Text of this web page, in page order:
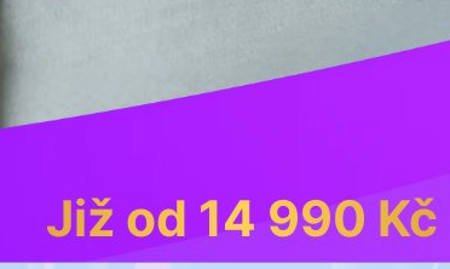
Již od 14 990 Kč